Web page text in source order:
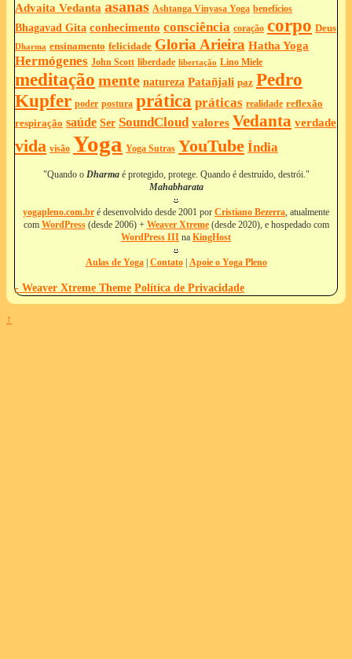
Advaita Vedanta asanas Ashtanga Vinyasa Yoga benefícios
Bhagavad Gita conhecimento consciência coração corpo Deus
Dharma ensinamento felicidade Gloria Arieira Hatha Yoga
Hermógenes John Scott liberdade libertação Lino Miele
meditação mente natureza Patañjali paz Pedro
Kupfer poder postura prática práticas realidade reflexão
respiração saúde Ser SoundCloud valores Vedanta verdade
vida visão Yoga Yoga Sutras YouTube Índia
"Quando o Dharmaé protegido, protege. Quando é destruído, destrói."
Mahabharata
yogapleno.com.br é desenvolvido desde 2001 por Cristiano Bezerra, atualmente
com WordPress(desde 2006) + Weaver Xtreme(desde 2020), e hospedado com
WordPress III na KingHost
Aulas de Yoga| Contato| Apoie o Yoga Pleno
- Weaver Xtreme Theme Política de Privacidade
↑